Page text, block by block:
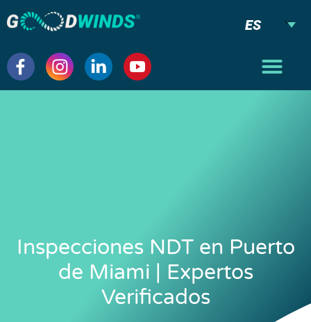
ES
Inspecciones NDT en Puerto
de Miami | Expertos
Verificados